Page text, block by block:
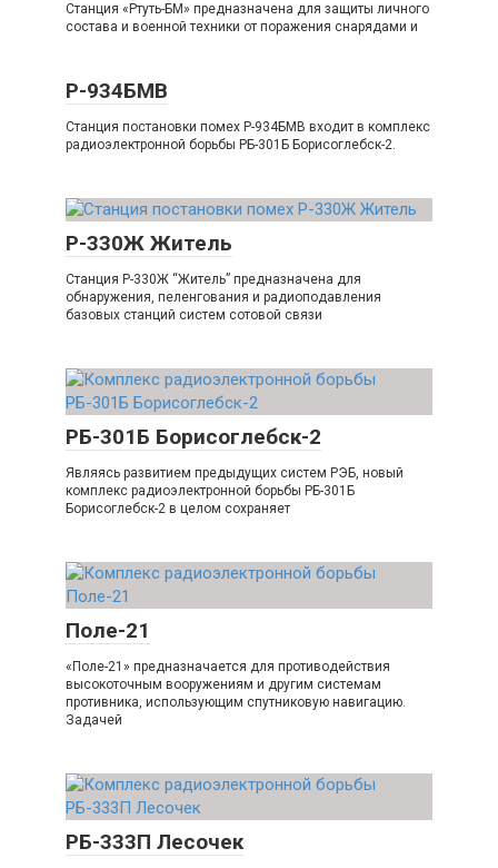
Станция «Ртуть-БМ» предназначена для защиты личного
состава и военной техники от поражения снарядами и
Р-934БМВ
Станция постановки помех Р-934БМВ входит в комплекс
радиоэлектронной борьбы РБ-301Б Борисоглебск-2.
Р-330Ж Житель
Станция Р-330Ж “Житель” предназначена для
обнаружения, пеленгования и радиоподавления
базовых станций систем сотовой связи
РБ-301Б Борисоглебск-2
Являясь развитием предыдущих систем РЭБ, новый
комплекс радиоэлектронной борьбы РБ-301Б
Борисоглебск-2 в целом сохраняет
Поле-21
«Поле-21» предназначается для противодействия
высокоточным вооружениям и другим системам
противника, использующим спутниковую навигацию.
Задачей
РБ-333П Лесочек